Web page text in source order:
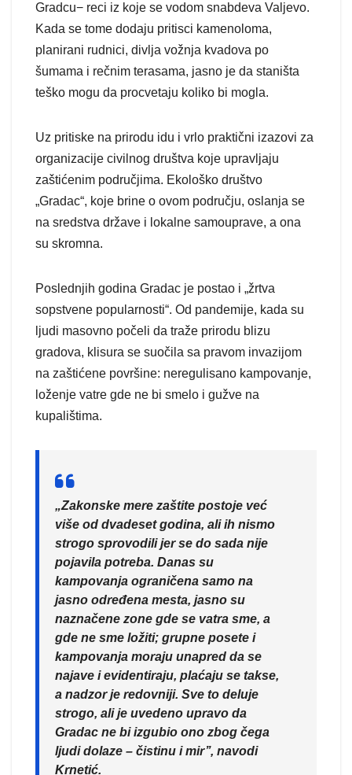
Gradcu− reci iz koje se vodom snabdeva Valjevo.
Kada se tome dodaju pritisci kamenoloma,
planirani rudnici, divlja vožnja kvadova po
šumama i rečnim terasama, jasno je da staništa
teško mogu da procvetaju koliko bi mogla.
Uz pritiske na prirodu idu i vrlo praktični izazovi za
organizacije civilnog društva koje upravljaju
zaštićenim područjima. Ekološko društvo
„Gradac“, koje brine o ovom području, oslanja se
na sredstva države i lokalne samouprave, a ona
su skromna.
Poslednjih godina Gradac je postao i „žrtva
sopstvene popularnosti“. Od pandemije, kada su
ljudi masovno počeli da traže prirodu blizu
gradova, klisura se suočila sa pravom invazijom
na zaštićene površine: neregulisano kampovanje,
loženje vatre gde ne bi smelo i gužve na
kupalištima.
„Zakonske mere zaštite postoje već
više od dvadeset godina, ali ih nismo
strogo sprovodili jer se do sada nije
pojavila potreba. Danas su
kampovanja ograničena samo na
jasno određena mesta, jasno su
naznačene zone gde se vatra sme, a
gde ne sme ložiti; grupne posete i
kampovanja moraju unapred da se
najave i evidentiraju, plaćaju se takse,
a nadzor je redovniji. Sve to deluje
strogo, ali je uvedeno upravo da
Gradac ne bi izgubio ono zbog čega
ljudi dolaze – čistinu i mir’’, navodi
Krnetić.